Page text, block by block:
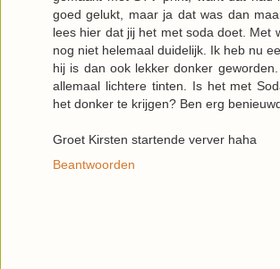
goed gelukt, maar ja dat was dan
lees hier dat jij het met soda doet. Met
nog niet helemaal duidelijk. Ik heb nu
hij is dan ook lekker donker
allemaal lichtere tinten. Is het met
het donker te krijgen? Ben erg
Groet Kirsten startende verver haha
Beantwoorden